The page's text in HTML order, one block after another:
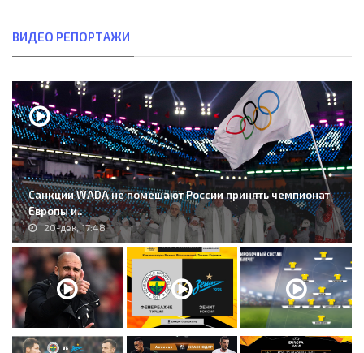
ВИДЕО РЕПОРТАЖИ
Санкции WADA не помешают России принять чемпионат
Европы и..
20-дек, 17:48